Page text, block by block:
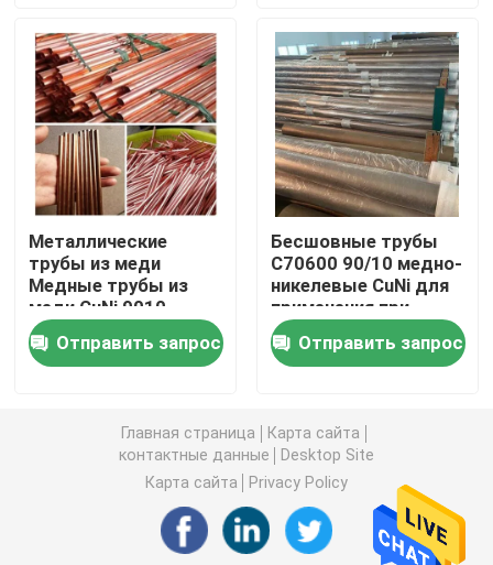
Медная труба никеля
Медно-никелевая трубка
Медная Адвокатура никеля
Медная плита никеля
Тройник медного никеля равный
Перекрестный штуцер трубы
Штуцер редуктора
Металлические
трубы из меди
Медные трубы из
меди CuNi 9010
C71500 / CuNi 70/30
Медь Никель
Бесшовная труба
Отправить запрос
Бесшовные трубы
C70600 90/10 медно-
никелевые CuNi для
применения при
высоких
температурах и
высоком давлении -
Отправить запрос
Главная страница
Карта сайта
контактные данные
Desktop Site
Карта сайта
Privacy Policy